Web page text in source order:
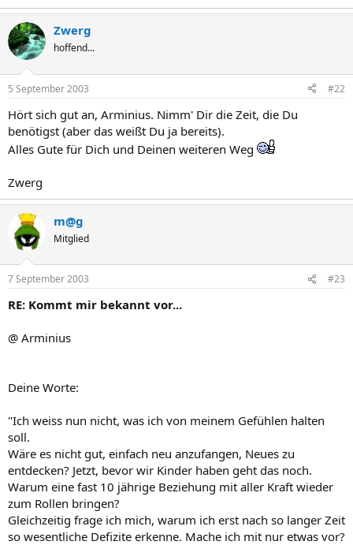
Zwerg
hoffend...
5 September 2003 #22
Hört sich gut an, Arminius. Nimm' Dir die Zeit, die Du
benötigst (aber das weißt Du ja bereits).
Alles Gute für Dich und Deinen weiteren Weg
Zwerg
m@g
Mitglied
7 September 2003 #23
RE: Kommt mir bekannt vor...
@ Arminius
Deine Worte:
"Ich weiss nun nicht, was ich von meinem Gefühlen halten
soll.
Wäre es nicht gut, einfach neu anzufangen, Neues zu
entdecken? Jetzt, bevor wir Kinder haben geht das noch.
Warum eine fast 10 jährige Beziehung mit aller Kraft wieder
zum Rollen bringen?
Gleichzeitig frage ich mich, warum ich erst nach so langer Zeit
so wesentliche Defizite erkenne. Mache ich mit nur etwas vor?